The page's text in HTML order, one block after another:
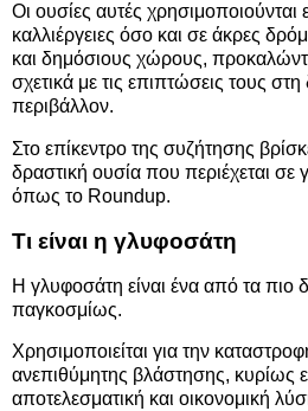
Οι ουσίες αυτές
καλλιέργειες όσο και σε άκρες
και δημόσιους χώρους,
σχετικά με τις επιπτώσεις τους
περιβάλλον.
Στο επίκεντρο της συζήτησης
δραστική ουσία που περιέχεται σε
όπως το Roundup.
Τι είναι η γλυφοσάτη
Η γλυφοσάτη είναι ένα από τα πιο
παγκοσμίως.
Χρησιμοποιείται για την
ανεπιθύμητης βλάστησης, κυρίως
αποτελεσματική και οικονομική